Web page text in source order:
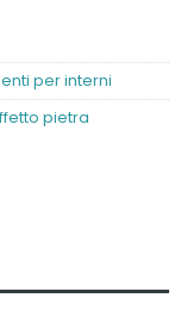
per interni
pietra